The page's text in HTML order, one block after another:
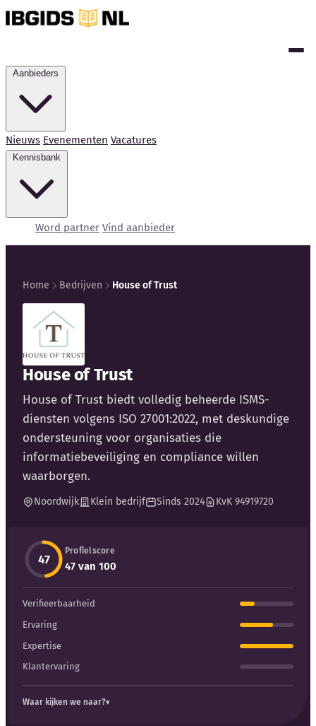
Nieuws Evenementen Vacatures
Word partner Vind aanbieder
Kennisbank
Blog
Woordenboek
Auteurs
Home Bedrijven House of Trust
House of Trust
House of Trust biedt volledig beheerde ISMS-
diensten volgens ISO 27001:2022, met deskundige
ondersteuning voor organisaties die
informatiebeveiliging en compliance willen
waarborgen.
Noordwijk Klein bedrijf Sinds 2024 KvK 94919720
47
Profielscore
47 van 100
Verifieerbaarheid
Ervaring
Expertise
Klantervaring
Waar kijken we naar?